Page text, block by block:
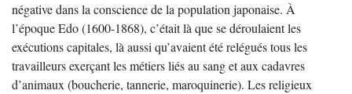
négative dans la conscience de la population japonaise. À
l’époque Edo (1600-1868), c’était là que se déroulaient les
exécutions capitales, là aussi qu’avaient été relégués tous les
travailleurs exerçant les métiers liés au sang et aux cadavres
d’animaux (boucherie, tannerie, maroquinerie). Les religieux